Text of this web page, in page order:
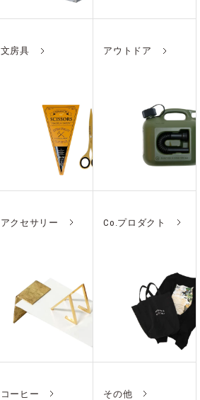
文房具 アウトドア
アクセサリー Co.プロダクト
コーヒー その他